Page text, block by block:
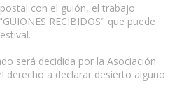
con el guión, el trabajo
RECIBIDOS" que puede
será decidida por la Asociación
derecho a declarar desierto alguno